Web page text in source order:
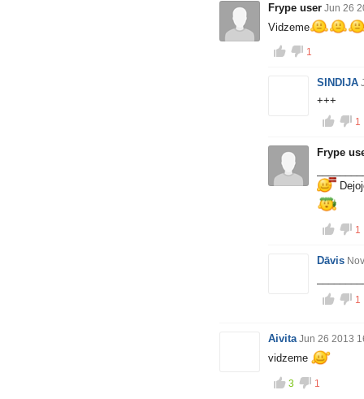
Frype user Jun 26
Vidzeme
1
SINDIJA
+++
1
Frype
1
Dāvis
1
Aivita Jun 26 2013
vidzeme
3 1